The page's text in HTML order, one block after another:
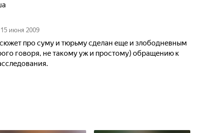
15 июня 2009
про суму и тюрьму сделан еще и злободневным
говоря, не такому уж и простому) обращению к